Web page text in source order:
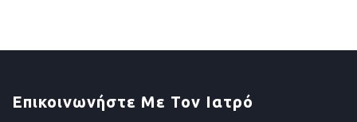
Επικοινωνήστε Με Τον Ιατρό